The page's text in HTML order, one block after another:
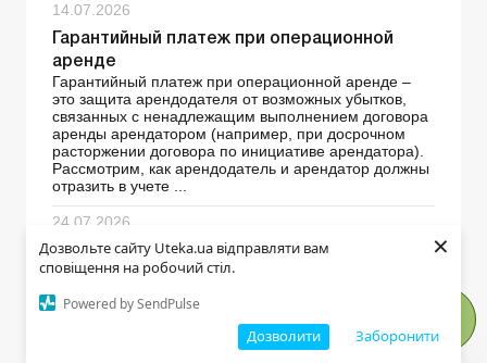
Дозвольте сайту Uteka.ua відправляти вам
сповіщення на робочий стіл.
Powered by SendPulse
Заборонити
Дозволити
×
14.07.2026
Гарантийный платеж при операционной
аренде
Гарантийный платеж при операционной аренде –
это защита арендодателя от возможных убытков,
связанных с ненадлежащим выполнением договора
аренды арендатором (например, при досрочном
расторжении договора по инициативе арендатора).
Рассмотрим, как арендодатель и арендатор должны
отразить в учете ...
24.07.2026
Утеря и восстановление первичных
документов: пошаговая инструкция +
образцы
В статье рассмотрено, как нужно действовать
налогоплательщику при потере первичных
документов, и приведены образцы необходимых